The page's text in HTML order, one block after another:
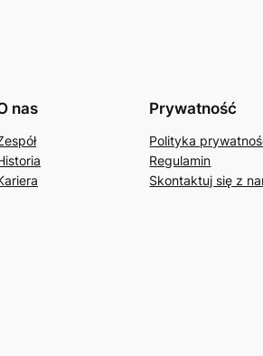
nas Prywatność
Polityka
Regulamin
Skontaktuj się z